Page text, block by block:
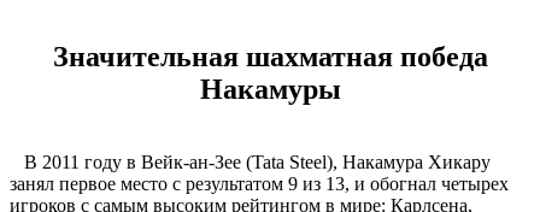
Значительная шахматная победа
Накамуры
В 2011 году в Вейк-ан-Зее (Tata Steel), Накамура Хикару
занял первое место с результатом 9 из 13, и обогнал четырех
игроков с самым высоким рейтингом в мире: Карлсена,